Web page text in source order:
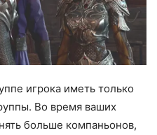
игрока иметь только
Во время ваших
больше компаньонов,